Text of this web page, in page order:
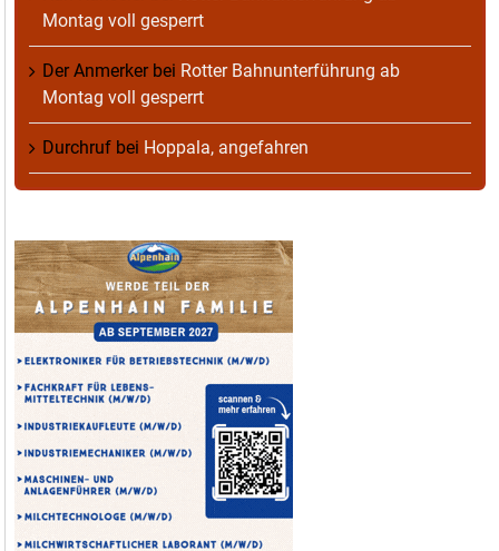
Montag voll gesperrt
Der Anmerkerbei Rotter Bahnunterführung ab
Montag voll gesperrt
Durchruf bei Hoppala, angefahren